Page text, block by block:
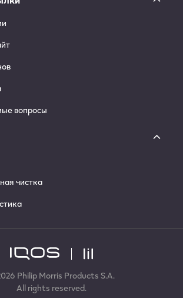
Philip Morris Products S.A.
All rights reserved.
вопросы
чистка